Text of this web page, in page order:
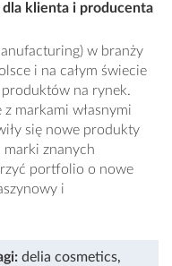
klienta i producenta
w branży
i na całym świecie
na rynek.
z markami własnymi
się nowe produkty
marki znanych
portfolio o nowe
i
delia cosmetics,